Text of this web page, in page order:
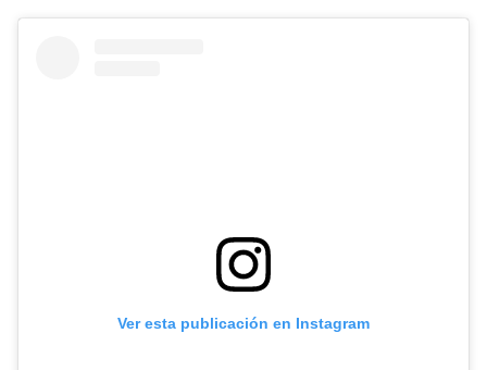
Ver esta publicación en Instagram